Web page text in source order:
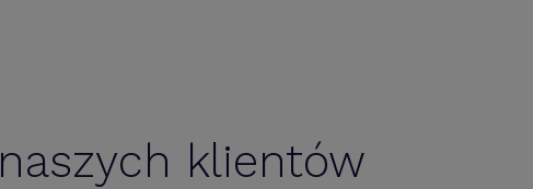
naszych klientów